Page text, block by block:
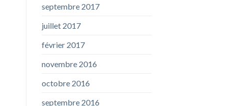
septembre 2017
juillet 2017
février 2017
novembre 2016
octobre 2016
septembre 2016